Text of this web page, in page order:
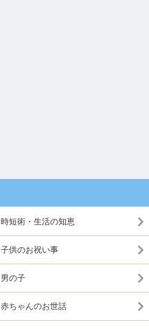
時短術・生活の知恵
子供のお祝い事
男の子
赤ちゃんのお世話